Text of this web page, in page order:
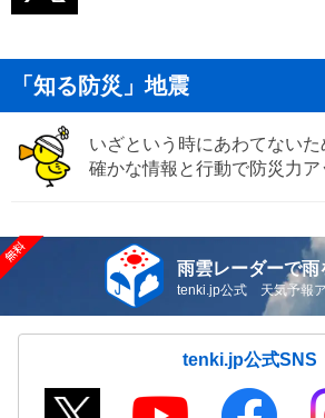
「知る防災」地震
いざという時にあわてないた
確かな情報と行動で防災力ア
雨雲レーダーで雨
tenki.jp公式 天気予報
tenki.jp公式SNS